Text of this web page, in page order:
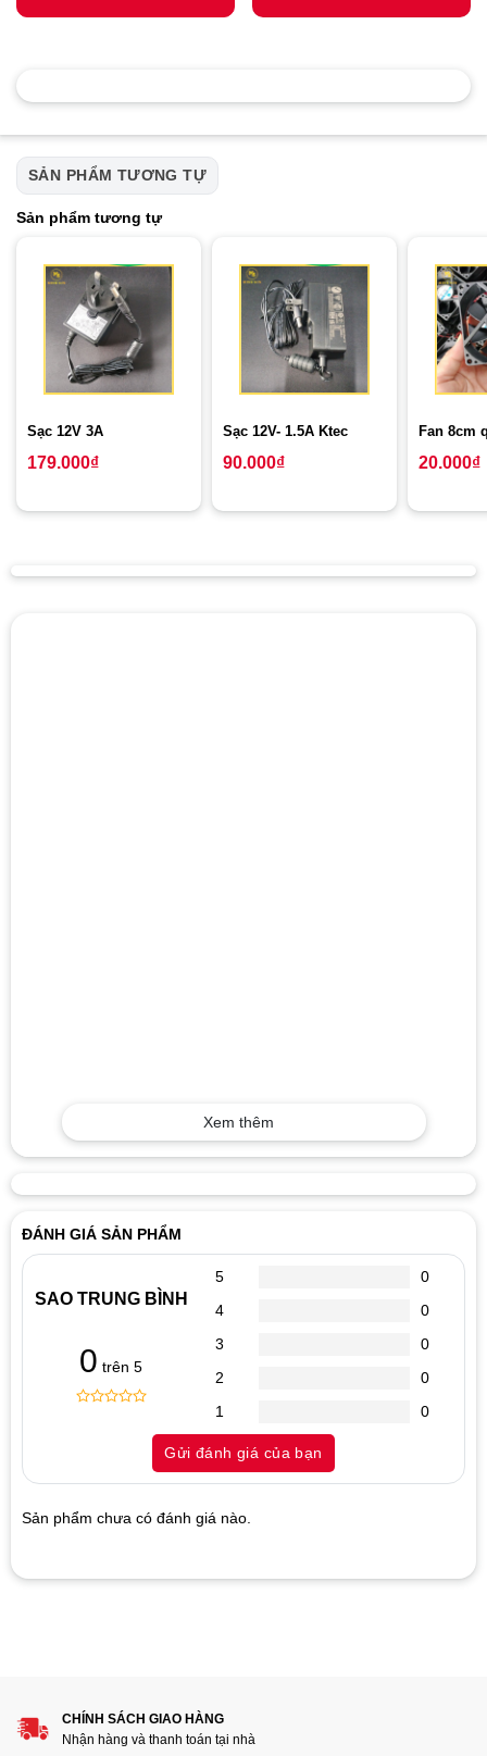
SẢN PHẨM TƯƠNG TỰ
Sản phẩm tương tự
Sạc 12V 3A
179.000₫
Sạc 12V- 1.5A Ktec
90.000₫
Fan 8cm
20.000₫
Xem thêm
ĐÁNH GIÁ SẢN PHẨM
SAO TRUNG BÌNH
0 trên 5
customer
ratings
5
0
4
0
3
0
2
0
1
0
Gửi đánh giá của bạn
Sản phẩm chưa có đánh giá nào.
Hãy là người đánh giá đầu tiên cho sản phẩm “FAN ĐƠN
CHÍNH SÁCH GIAO HÀNG
Nhận hàng và thanh toán tại nhà